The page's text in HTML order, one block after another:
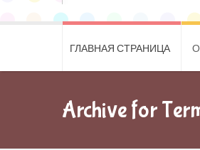
ГЛАВНАЯ СТРАНИЦА
Archive for